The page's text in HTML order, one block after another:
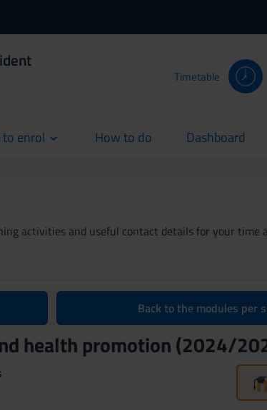
Timetable
enrol How to do
current Dashboard
current
activities and useful contact details for your time
Back to the modules per
health promotion (2024/